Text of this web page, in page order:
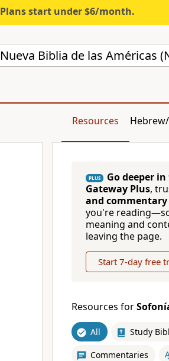
Plans start under $6/month.
Nueva Biblia de las Américas
Resources
PLUS Go deeper
Gateway Plus,
and commentary
you're
meaning and
leaving the page.
Start 7-day free
Resources for
All Study
Commentaries